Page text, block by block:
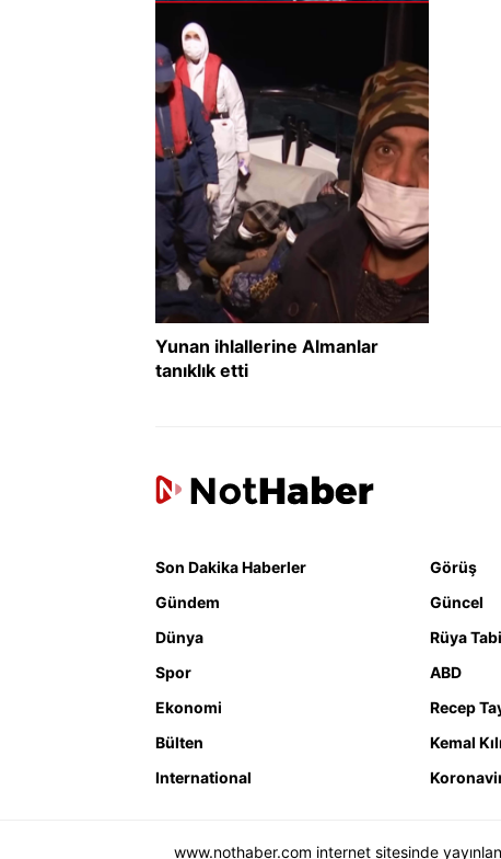
Yunan ihlallerine Almanlar
tanıklık etti
Son Dakika Haberler
Gündem
Dünya
Spor
Ekonomi
Bülten
International
Görüş
Güncel
Rüya
ABD
Recep
Kemal
www.nothaber.com internet sitesinde